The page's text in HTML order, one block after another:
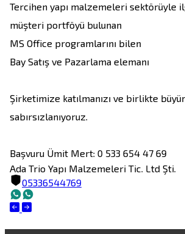
Tercihen yapı malzemeleri sektörüyle
müşteri portföyü bulunan
MS Office programlarını bilen
Bay Satış ve Pazarlama elemanı
Şirketimize katılmanızı ve birlikte
sabırsızlanıyoruz.
Başvuru Ümit Mert: 0 533 654 47 69
Ada Trio Yapı Malzemeleri Tic. Ltd Şti.
05336544769